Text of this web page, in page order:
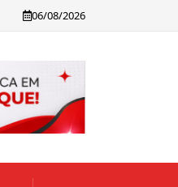
06/08/2026